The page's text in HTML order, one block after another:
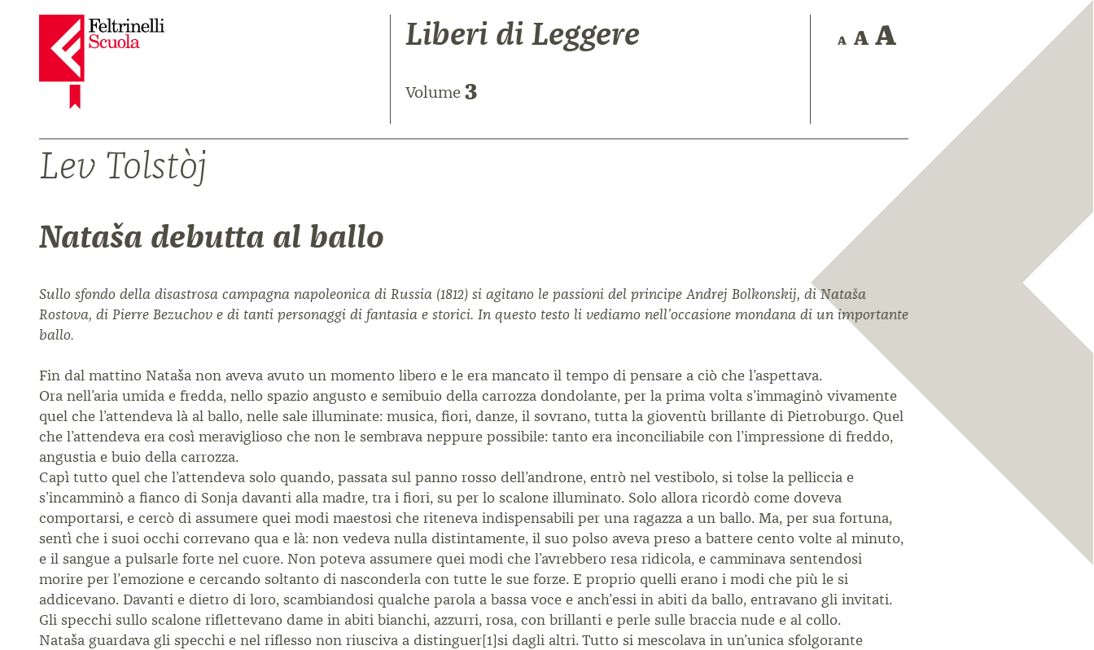
Liberi di Leggere
Volume3
Lev Tolstòj
Nataša debutta al ballo
Sullo sfondo della disastrosa campagna napoleonica di Russia (1812) si agitano le passioni del principe Andrej Bolkonskij, di Nataša
Rostova, di Pierre Bezuchov e di tanti personaggi di fantasia e storici. In questo testo li vediamo nell’occasione mondana di un importante
ballo.
Fin dal mattino Nataša non aveva avuto un momento libero e le era mancato il tempo di pensare a ciò che l’aspettava.
Ora nell’aria umida e fredda, nello spazio angusto e semibuio della carrozza dondolante, per la prima volta s’immaginò vivamente
quel che l’attendeva là al ballo, nelle sale illuminate: musica, fiori, danze, il sovrano, tutta la gioventù brillante di Pietroburgo. Quel
che l’attendeva era così meraviglioso che non le sembrava neppure possibile: tanto era inconciliabile con l’impressione di freddo,
angustia e buio della carrozza.
Capì tutto quel che l’attendeva solo quando, passata sul panno rosso dell’androne, entrò nel vestibolo, si tolse la pelliccia e
s’incamminò a fianco di Sonja davanti alla madre, tra i fiori, su per lo scalone illuminato. Solo allora ricordò come doveva
comportarsi, e cercò di assumere quei modi maestosi che riteneva indispensabili per una ragazza a un ballo. Ma, per sua fortuna,
sentì che i suoi occhi correvano qua e là: non vedeva nulla distintamente, il suo polso aveva preso a battere cento volte al minuto,
e il sangue a pulsarle forte nel cuore. Non poteva assumere quei modi che l’avrebbero resa ridicola, e camminava sentendosi
morire per l’emozione e cercando soltanto di nasconderla con tutte le sue forze. E proprio quelli erano i modi che più le si
addicevano. Davanti e dietro di loro, scambiandosi qualche parola a bassa voce e anch’essi in abiti da ballo, entravano gli invitati.
Gli specchi sullo scalone riflettevano dame in abiti bianchi, azzurri, rosa, con brillanti e perle sulle braccia nude e al collo.
Nataša guardava gli specchi e nel riflesso non riusciva a distinguer[1]si dagli altri. Tutto si mescolava in un’unica sfolgorante